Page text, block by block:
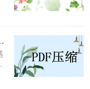
用压缩方法！